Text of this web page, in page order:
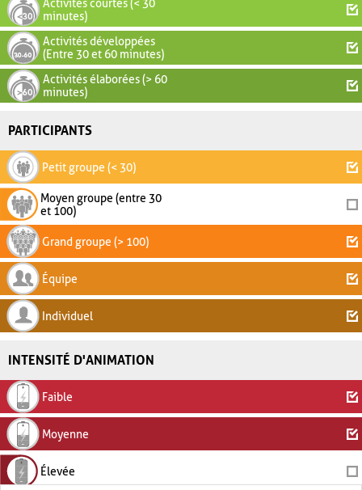
Activités courtes (< 30
minutes)
Activités développées
(Entre 30 et 60 minutes)
Activités élaborées (> 60
minutes)
PARTICIPANTS
Petit groupe (< 30)
Moyen groupe (entre 30
et 100)
Grand groupe (> 100)
Équipe
Individuel
INTENSITÉ D'ANIMATION
Faible
Moyenne
Élevée